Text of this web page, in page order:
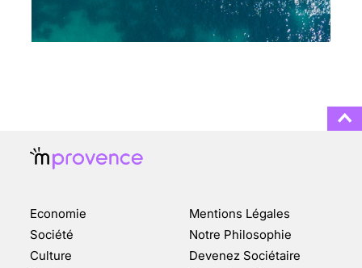
CHANGEMENT DE SEXE :
DES DEMANDES
TOUJOURS PLUS
FAIT SURFACE À
MARSEILLE (1/5)
10 jan 2022
Economie
Société
Culture
Mentions Légales
Notre Philosophie
Devenez Sociétaire